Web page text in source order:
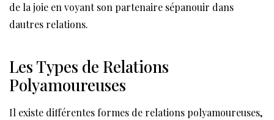
de la joie en voyant son partenaire sépanouir dans
dautres relations.
Les Types de Relations
Polyamoureuses
Il existe différentes formes de relations polyamoureuses,